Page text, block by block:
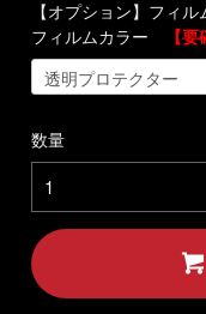
【オプション】フィル
フィルムカラー
【
数量